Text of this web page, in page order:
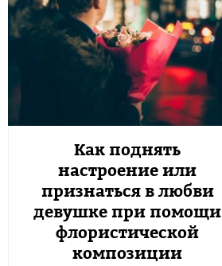
Как поднять
настроение или
признаться в любви
девушке при помощи
флористической
композиции